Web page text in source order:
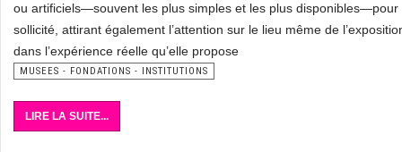
ou artificiels—souvent les plus simples et les plus
sollicité, attirant également l’attention sur le lieu même de
dans l’expérience réelle qu’elle propose
MUSEES - FONDATIONS - INSTITUTIONS
LIRE LA SUITE...